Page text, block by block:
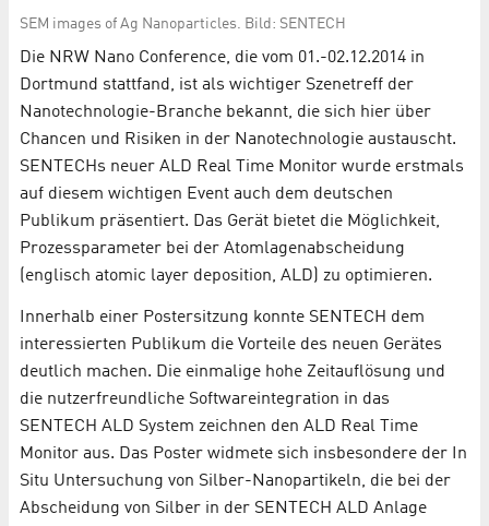
SEM images of Ag Nanoparticles. Bild: SENTECH
Die NRW Nano Conference, die vom 01.-02.12.2014 in
Dortmund stattfand, ist als wichtiger Szenetreff der
Nanotechnologie-Branche bekannt, die sich hier über
Chancen und Risiken in der Nanotechnologie austauscht.
SENTECHs neuer ALD Real Time Monitor wurde erstmals
auf diesem wichtigen Event auch dem deutschen
Publikum präsentiert. Das Gerät bietet die Möglichkeit,
Prozessparameter bei der Atomlagenabscheidung
(englisch atomic layer deposition, ALD) zu optimieren.
Innerhalb einer Postersitzung konnte SENTECH dem
interessierten Publikum die Vorteile des neuen Gerätes
deutlich machen. Die einmalige hohe Zeitauflösung und
die nutzerfreundliche Softwareintegration in das
SENTECH ALD System zeichnen den ALD Real Time
Monitor aus. Das Poster widmete sich insbesondere der In
Situ Untersuchung von Silber-Nanopartikeln, die bei der
Abscheidung von Silber in der SENTECH ALD Anlage